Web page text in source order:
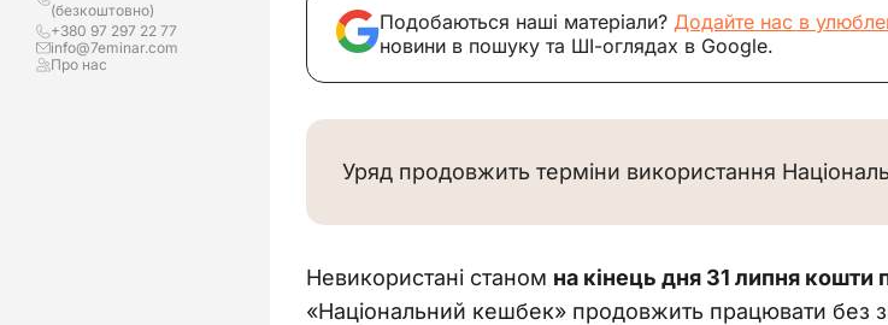
(безкоштовно)
+380 97 297 22 77
info@7eminar.com
Про нас
Подобаються наші матеріали? Додайте нас в
новини в пошуку та ШІ-оглядах в Google.
Уряд продовжить терміни використання
Невикористані станом на кінець дня 31 липня
«Національний кешбек» продовжить працювати без